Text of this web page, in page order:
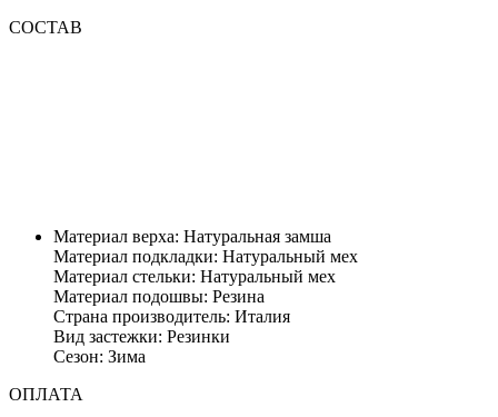
СОСТАВ
Материал верха: Натуральная замша
Материал подкладки: Натуральный мех
Материал стельки: Натуральный мех
Материал подошвы: Резина
Страна производитель: Италия
Вид застежки: Резинки
Сезон: Зима
ОПЛАТА